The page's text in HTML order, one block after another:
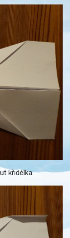
křidélka.